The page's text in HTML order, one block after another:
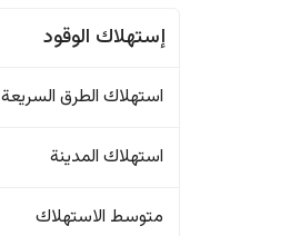
إستهلاك الوقود
استهلاك الطرق السريعة
استهلاك المدينة
متوسط الاستهلاك